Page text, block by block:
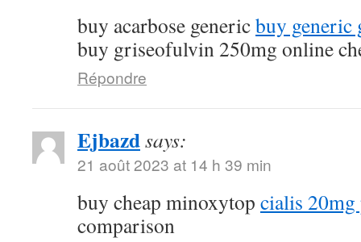
buy acarbose genericbuy generic
buy griseofulvin 250mg online
Répondre
Ejbazdsays:
21 août 2023 at 14 h 39 min
buy cheap minoxytop cialis
comparison